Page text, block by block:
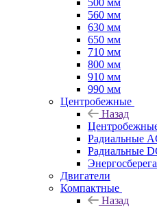
500 мм
560 мм
630 мм
650 мм
710 мм
800 мм
910 мм
990 мм
Центробежные
Назад
Радиальные
Радиальные
Двигатели
Компактные
Назад